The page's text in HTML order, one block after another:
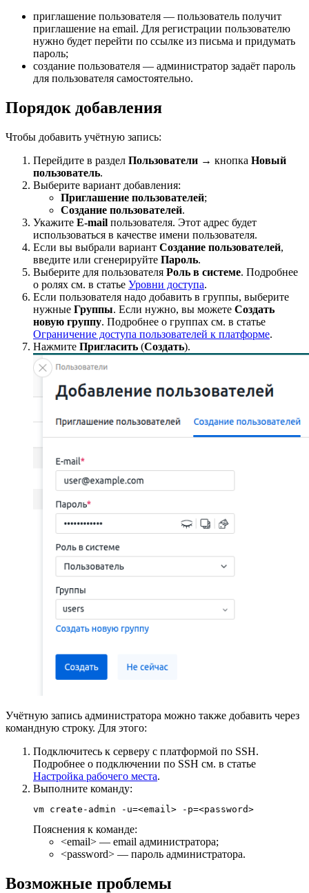
приглашение пользователя — пользователь получит
приглашение на email. Для регистрации пользователю
нужно будет перейти по ссылке из письма и придумать
пароль;
создание пользователя — администратор задаёт пароль
для пользователя самостоятельно.
Порядок добавления
Чтобы добавить учётную запись:
Перейдите в раздел Пользователи → кнопка Новый
пользователь.
Выберите вариант добавления:
Приглашение пользователей;
Создание пользователей.
Укажите E-mail пользователя. Этот адрес будет
использоваться в качестве имени пользователя.
Если вы выбрали вариант Создание пользователей,
введите или сгенерируйте Пароль.
Выберите для пользователя Роль в системе. Подробнее
о ролях см. в статье Уровни доступа.
Если пользователя надо добавить в группы, выберите
нужные Группы. Если нужно, вы можете Создать
новую группу. Подробнее о группах см. в статье
Ограничение доступа пользователей к платформе.
Нажмите Пригласить (Создать).
Учётную запись администратора можно также добавить через
командную строку. Для этого:
Подключитесь к серверу с платформой по SSH.
Подробнее о подключении по SSH см. в статье
Настройка рабочего места.
Выполните команду:
vm create-admin -u=<email> -p=<password>
Пояснения к команде:
<email> — email администратора;
<password> — пароль администратора.
Возможные проблемы